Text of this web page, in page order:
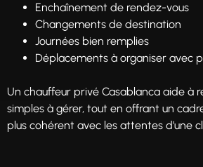
Enchaînement de rendez-vous
Changements de destination
Journées bien remplies
Déplacements à organiser avec
Un chauffeur privé Casablanca aide à
simples à gérer, tout en offrant un
plus cohérent avec les attentes d’une